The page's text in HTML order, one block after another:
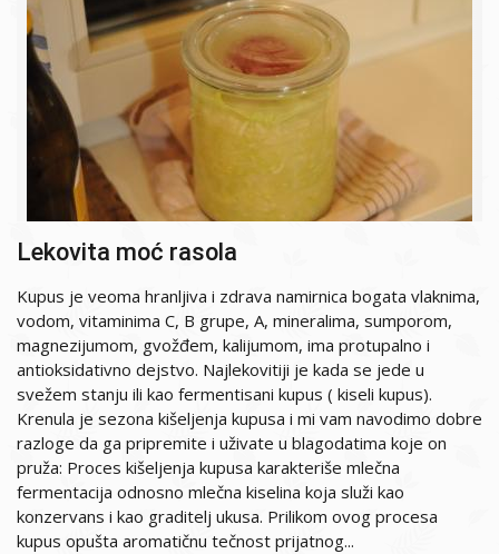
Lekovita moć rasola
Kupus je veoma hranljiva i zdrava namirnica bogata vlaknima,
vodom, vitaminima C, B grupe, A, mineralima, sumporom,
magnezijumom, gvožđem, kalijumom, ima protupalno i
antioksidativno dejstvo. Najlekovitiji je kada se jede u
svežem stanju ili kao fermentisani kupus ( kiseli kupus).
Krenula je sezona kišeljenja kupusa i mi vam navodimo dobre
razloge da ga pripremite i uživate u blagodatima koje on
pruža: Proces kišeljenja kupusa karakteriše mlečna
fermentacija odnosno mlečna kiselina koja služi kao
konzervans i kao graditelj ukusa. Prilikom ovog procesa
kupus opušta aromatičnu tečnost prijatnog...